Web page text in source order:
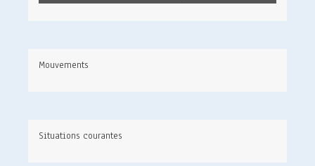
Mouvements
Situations courantes